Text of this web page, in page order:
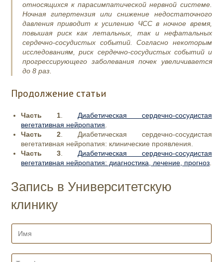
относящихся к парасимпатической нервной системе.
Ночная гипертензия или снижение недостаточного
давления приводит к усилению ЧСС в ночное время,
повышая риск как летальных, так и нефатальных
сердечно-сосудистых событий. Согласно некоторым
исследованиям, риск сердечно-сосудистых событий и
прогрессирующего заболевания почек увеличивается
до 8 раз.
Продолжение статьи
Часть 1
Диабетическая сердечно-сосудистая
вегетативная нейропатия
Часть 2 . Диабетическая сердечно-сосудистая
вегетативная нейропатия: клинические проявления.
Часть 3
Диабетическая сердечно-сосудистая
вегетативная нейропатия: диагностика, лечение, прогноз
Запись в Университетскую
клинику
И
*
Т